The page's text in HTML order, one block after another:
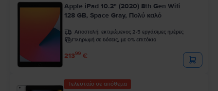
Apple iPad 10.2" (2020) 8th Gen Wifi
128 GB, Space Gray, Πολύ καλό
Αποστολή: εκτιμώμενος 2-5 εργάσιμες ημέρες
Πληρωμή σε δόσεις, με 0% επιτόκιο
21399 €
Τελευταίο σε απόθεμα